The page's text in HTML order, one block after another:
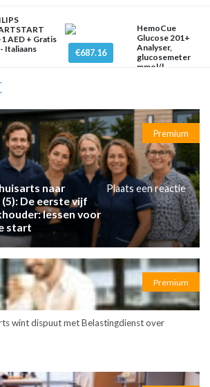
AED + Gratis
Italiaans
€687.16
HemoCue
Glucose 201+
Analyser,
glucosemeter
mmol/l
Premium
naar
De eerste vijf
lessen voor
start
Plaats een reactie
Premium
wint dispuut met Belastingdienst over